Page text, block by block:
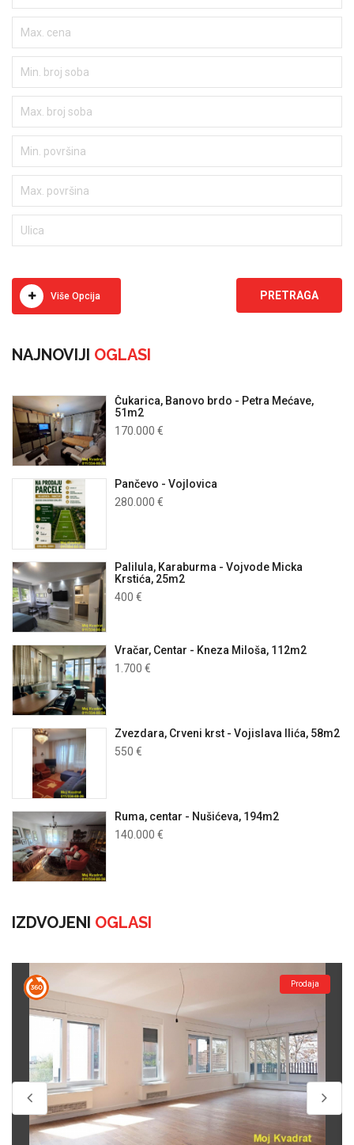
Više Opcija
NAJNOVIJI OGLASI
Čukarica, Banovo brdo - Petra Mećave,
51m2
170.000 €
Pančevo - Vojlovica
280.000 €
Palilula, Karaburma - Vojvode Micka
Krstića, 25m2
400 €
Vračar, Centar - Kneza Miloša, 112m2
1.700 €
Zvezdara, Crveni krst - Vojislava Ilića, 58m2
550 €
Ruma, centar - Nušićeva, 194m2
140.000 €
IZDVOJENI OGLASI